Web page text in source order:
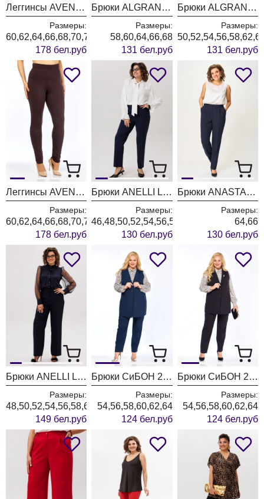
Леггинсы AVENUE 0206-2
Размеры:
60,62,64,66,68,70,72
178 бел.руб
Брюки ALGRANDA (Новелла Шарм) 4114-9-3
Размеры:
58,60,64,66,68
131 бел.руб
Брюки ALGRANDA (Новелла Шарм) 4114-9
Размеры:
131 бел.руб
Леггинсы AVENUE 0206-1 коричневый
Размеры:
60,62,64,66,68,70,72
178 бел.руб
Брюки ANELLI LAUREL 1718 глубина океана
Размеры:
46,48,50,52,54,56,58,60,62,64
130 бел.руб
Брюки ANASTASIA MAK 1270-4 синий
Размеры:
64,66
130 бел.руб
Брюки ANELLI LAUREL 1540 миднайт блу
Размеры:
48,50,52,54,56,58,60,62,64
149 бел.руб
Брюки СиБОН 233бр синий
Размеры:
54,56,58,60,62,64
124 бел.руб
Брюки СиБОН 233бр черный
Размеры:
54,56,58,60,62,64
124 бел.руб